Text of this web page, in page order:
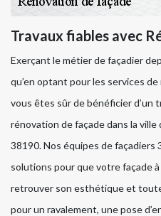
Travaux fiables avec
Exerçant le métier de façadier
qu’en optant pour les services
vous êtes sûr de bénéficier d’un
rénovation de façade dans la
38190. Nos équipes de
solutions pour que votre façade
retrouver son esthétique et
pour un ravalement, une pose